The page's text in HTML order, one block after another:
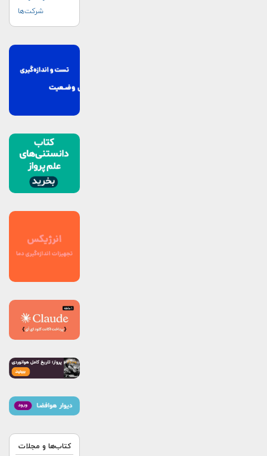
شرکت‌ها
کتاب‌ها و مجلات